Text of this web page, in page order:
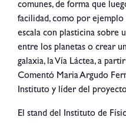
comunes, de forma que
facilidad, como por ejemplo
escala con plasticina sobre
entre los planetas o crear
galaxia, la Vía Láctea, a
Comentó Maria Argudo
Instituto y líder del
El stand del Instituto de